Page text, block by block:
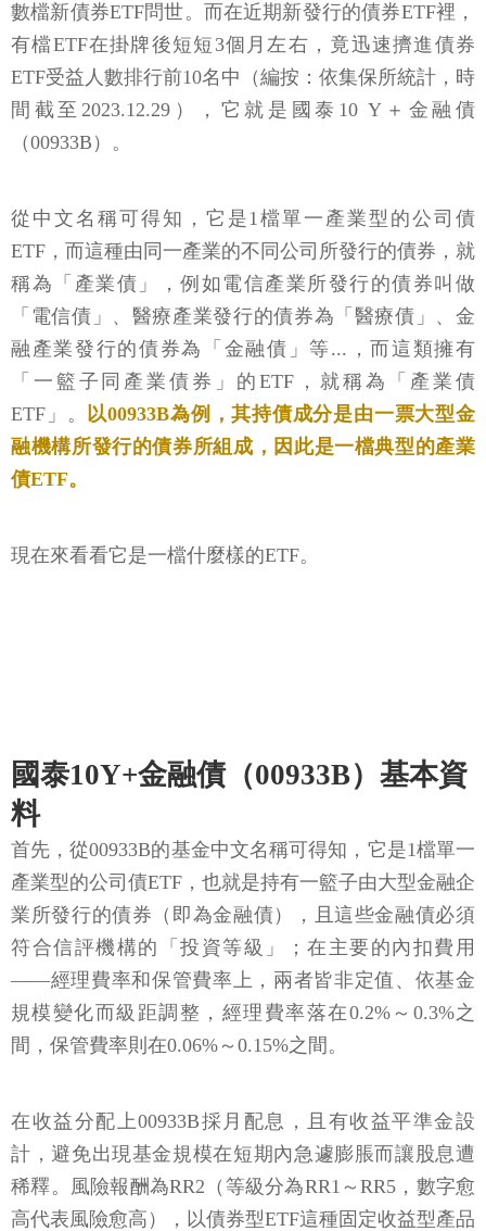
數檔新債券ETF問世。而在近期新發行的債券ETF裡，
有檔ETF在掛牌後短短3個月左右，竟迅速擠進債券
ETF受益人數排行前10名中（編按：依集保所統計，時
間截至2023.12.29），它就是國泰10 Y＋金融債
（00933B）。
從中文名稱可得知，它是1檔單一產業型的公司債
ETF，而這種由同一產業的不同公司所發行的債券，就
稱為「產業債」，例如電信產業所發行的債券叫做
「電信債」、醫療產業發行的債券為「醫療債」、金
融產業發行的債券為「金融債」等...，而這類擁有
「一籃子同產業債券」的ETF，就稱為「產業債
ETF」。 以00933B為例，其持債成分是由一票大型金
融機構所發行的債券所組成，因此是一檔典型的產業
債ETF。
現在來看看它是一檔什麼樣的ETF。
國泰10Y+金融債（00933B）基本資
料
首先，從00933B的基金中文名稱可得知，它是1檔單一
產業型的公司債ETF，也就是持有一籃子由大型金融企
業所發行的債券（即為金融債），且這些金融債必須
符合信評機構的「投資等級」；在主要的內扣費用
——經理費率和保管費率上，兩者皆非定值、依基金
規模變化而級距調整，經理費率落在0.2%～0.3%之
間，保管費率則在0.06%～0.15%之間。
在收益分配上00933B採月配息，且有收益平準金設
計，避免出現基金規模在短期內急遽膨脹而讓股息遭
稀釋。風險報酬為RR2（等級分為RR1～RR5，數字愈
高代表風險愈高），以債券型ETF這種固定收益型產品